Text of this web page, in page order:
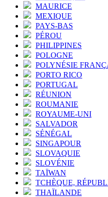
MAURICE
MEXIQUE
PAYS-BAS
PÉROU
PHILIPPINES
POLOGNE
POLYNÉSIE
PORTO RICO
PORTUGAL
RÉUNION
ROUMANIE
ROYAUME-UNI
SALVADOR
SÉNÉGAL
SINGAPOUR
SLOVAQUIE
SLOVÉNIE
TAÏWAN
TCHÈQUE,
THAÏLANDE